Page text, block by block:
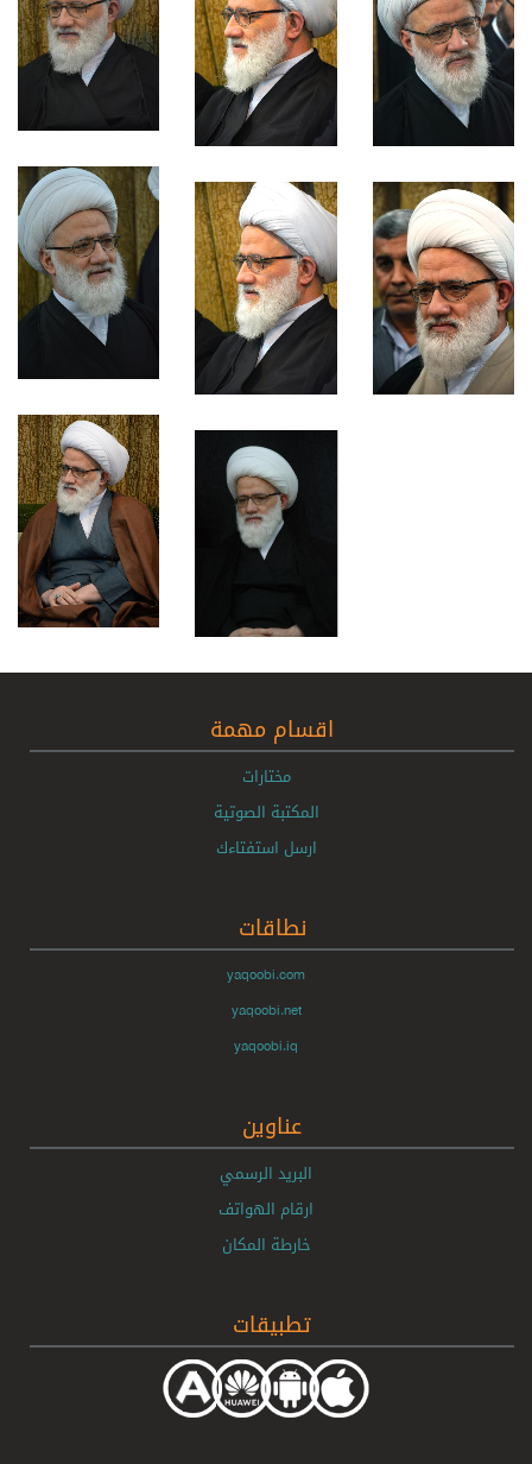
اقسام مهمة
مختارات
المكتبة الصوتية
ارسل استفتاءك
نطاقات
yaqoobi.com
yaqoobi.net
yaqoobi.iq
عناوين
البريد الرسمي
ارقام الهواتف
خارطة المكان
تطبيقات